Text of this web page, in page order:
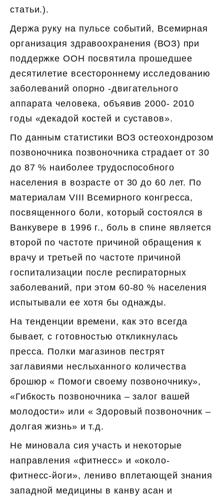
статьи.).
Держа руку на пульсе событий, Всемирная
организация здравоохранения (ВОЗ) при
поддержке ООН посвятила прошедшее
десятилетие всестороннему исследованию
заболеваний опорно -двигательного
аппарата человека, объявив 2000- 2010
годы «декадой костей и суставов».
По данным статистики ВОЗ остеохондрозом
позвоночника позвоночника страдает от 30
до 87 % наиболее трудоспособного
населения в возрасте от 30 до 60 лет. По
материалам VIII Всемирного конгресса,
посвященного боли, который состоялся в
Ванкувере в 1996 г., боль в спине является
второй по частоте причиной обращения к
врачу и третьей по частоте причиной
госпитализации после респираторных
заболеваний, при этом 60-80 % населения
испытывали ее хотя бы однажды.
На тенденции времени, как это всегда
бывает, с готовностью откликнулась
пресса. Полки магазинов пестрят
заглавиями неслыханного количества
брошюр « Помоги своему позвоночнику»,
«Гибкость позвоночника – залог вашей
молодости» или « Здоровый позвоночник –
долгая жизнь» и т.д.
Не миновала сия участь и некоторые
направления «фитнесс» и «около-
фитнесс-йоги», лениво вплетающей знания
западной медицины в канву асан и